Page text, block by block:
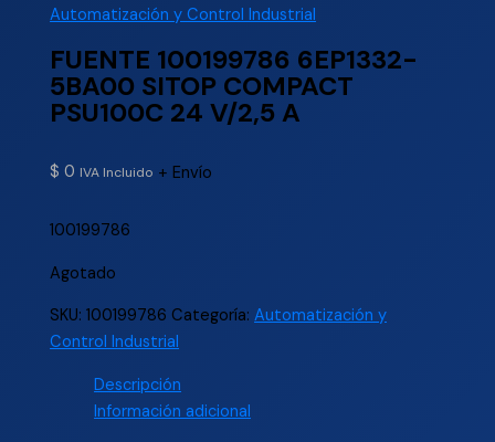
Automatización y Control Industrial
FUENTE 100199786 6EP1332-
5BA00 SITOP COMPACT
PSU100C 24 V/2,5 A
$ 0 IVA Incluido + Envío
100199786
Agotado
SKU:100199786 Categoría:Automatización y
Control Industrial
Descripción
Información adicional